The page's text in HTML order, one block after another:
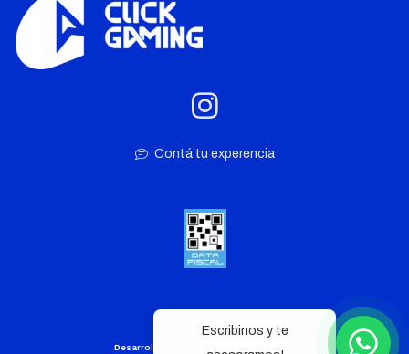
Contá tu experencia
Desarrollo web por
Escribinos y te